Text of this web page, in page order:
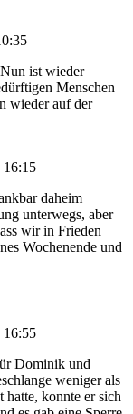
ist wieder
Menschen
wieder auf der
16:15
daheim
unterwegs, aber
wir in Frieden
Wochenende und
16:55
Dominik und
weniger als
hatte, konnte er sich